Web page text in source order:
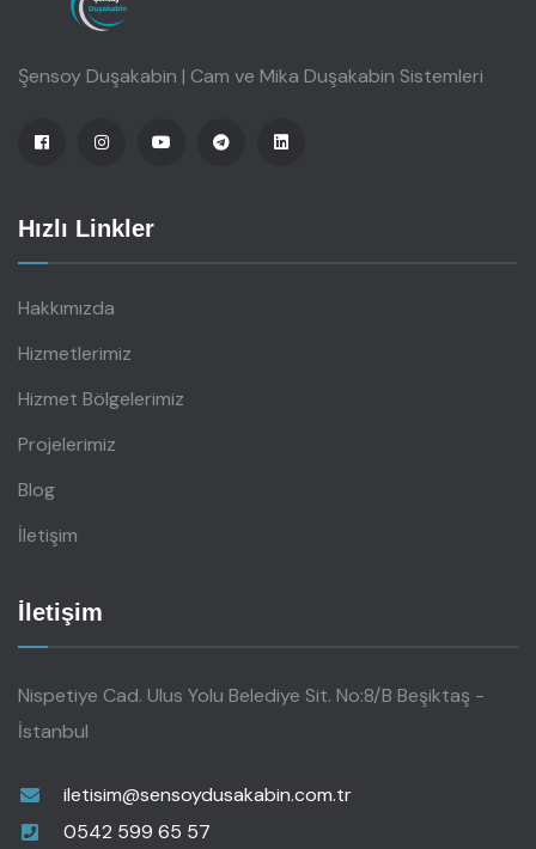
Şensoy Duşakabin | Cam ve Mika Duşakabin Sistemleri
Hızlı Linkler
Hakkımızda
Hizmetlerimiz
Hizmet Bölgelerimiz
Projelerimiz
Blog
İletişim
İletişim
Nispetiye Cad. Ulus Yolu Belediye Sit. No:8/B Beşiktaş -
İstanbul
iletisim@sensoydusakabin.com.tr
0542 599 65 57